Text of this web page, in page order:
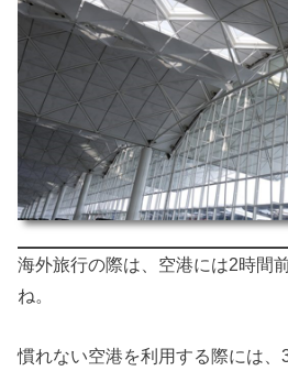
海外旅行の際は、空港には2時間
ね。
慣れない空港を利用する際には